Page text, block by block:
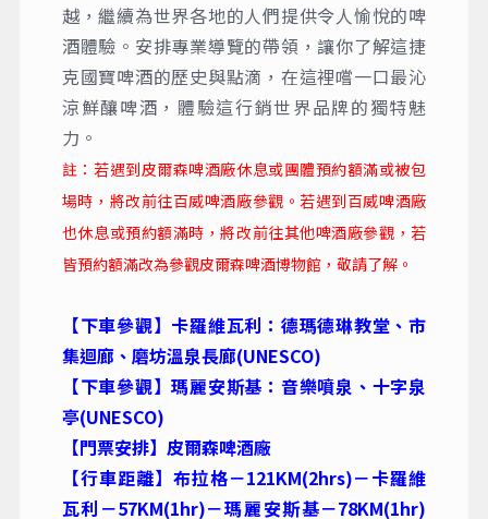
越，繼續為世界各地的人們提供令人愉悅的啤
酒體驗。安排專業導覽的帶領，讓你了解這捷
克國寶啤酒的歷史與點滴，在這裡嚐一口最沁
涼鮮釀啤酒，體驗這行銷世界品牌的獨特魅
力。
註：若遇到皮爾森啤酒廠休息或團體預約額滿或被包
場時，將改前往百威啤酒廠參觀。若遇到百威啤酒廠
也休息或預約額滿時，將改前往其他啤酒廠參觀，若
皆預約額滿改為參觀皮爾森啤酒博物館，敬請了解。
【下車參觀】卡羅維瓦利：德瑪德琳教堂、市
集迴廊、磨坊溫泉長廊(UNESCO)
【下車參觀】瑪麗安斯基：音樂噴泉、十字泉
亭(UNESCO)
【門票安排】皮爾森啤酒廠
【行車距離】布拉格－121KM(2hrs)－卡羅維
瓦利－57KM(1hr)－瑪麗安斯基－78KM(1hr)